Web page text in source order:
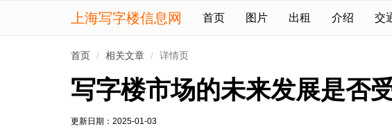
上海写字楼信息网 首页 图片 出租 介绍 交
首页 相关文章 详情页
写字楼市场的未来发展是否
更新日期： 2025-01-03